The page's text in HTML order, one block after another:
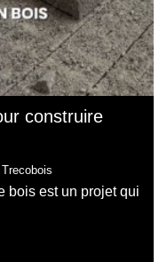
construire
bois est un projet qui